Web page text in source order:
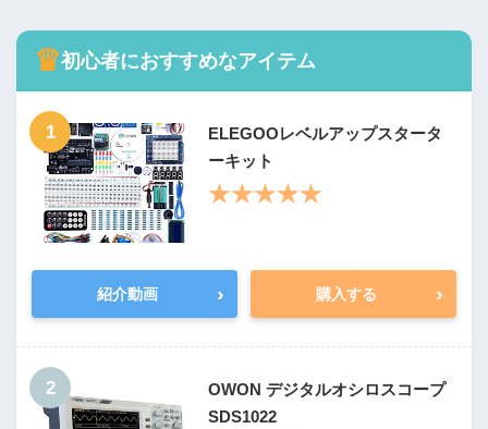
♛初心者におすすめなアイテム
1
ELEGOOレベルアップスタータ
ーキット
★★★★★
紹介動画 › 購入する ›
2
OWON デジタルオシロスコープ
SDS1022